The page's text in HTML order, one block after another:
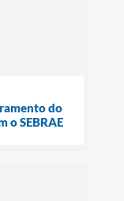
do
o SEBRAE